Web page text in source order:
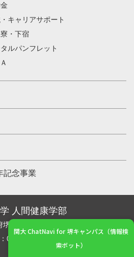
関大 ChatNavi for 堺キャンパス（情報検
索ボット）
キャリアサポート
・下宿
ルパンフレット
記念事業
人間健康学部
市堺区香ヶ丘町1丁11番1号
072-229-5022